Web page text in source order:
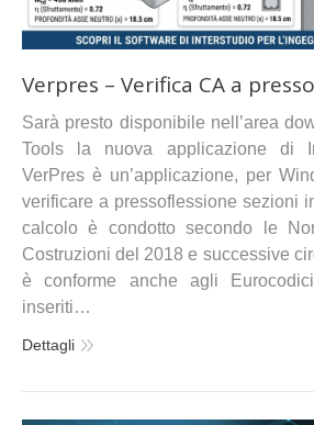
Verpres – Verifica CA a
Sarà presto disponibile nell’area
Tools la nuova applicazione di
VerPres è un’applicazione, per
verificare a pressoflessione sezioni
calcolo è condotto secondo le
Costruzioni del 2018 e successive
è conforme anche agli
inseriti…
Dettagli